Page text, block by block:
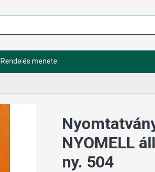
Rendelés menete
NYOMELL
ny. 504